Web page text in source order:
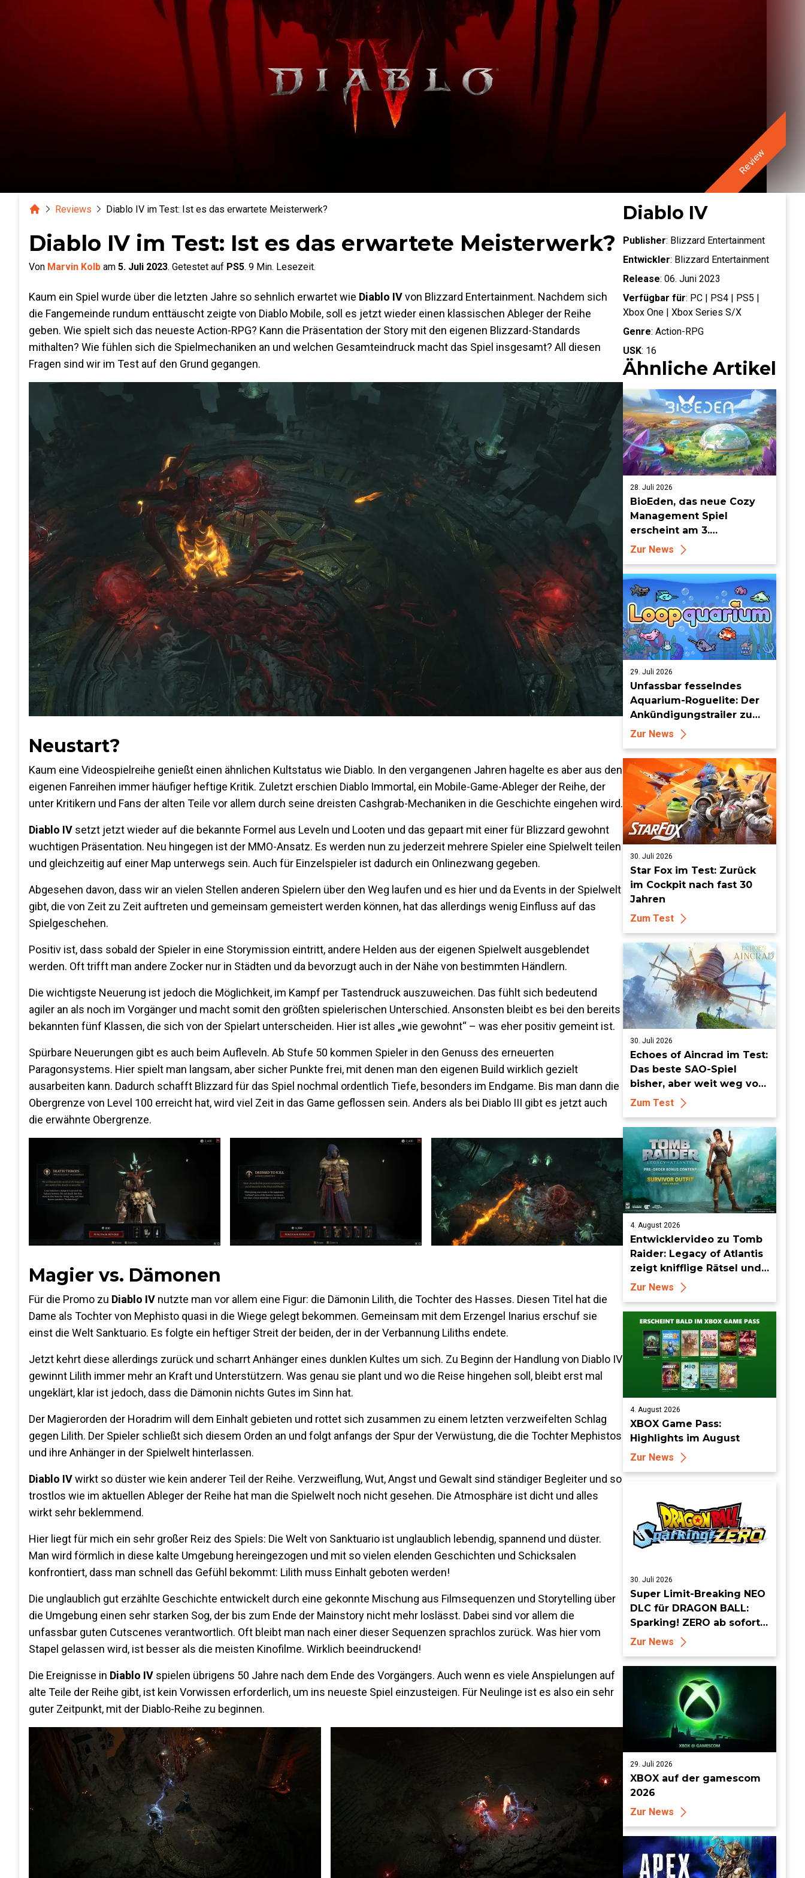
Review
HomeReviews Diablo IV im Test: Ist es das erwartete Meisterwerk?
Diablo IV im Test: Ist es das erwartete Meisterwerk?
Von Marvin Kolb am 5. Juli 2023. Getestet auf PS5. 9 Min. Lesezeit.
Kaum ein Spiel wurde über die letzten Jahre so sehnlich erwartet wie Diablo IVvon Blizzard Entertainment. Nachdem sich
die Fangemeinde rundum enttäuscht zeigte von Diablo Mobile, soll es jetzt wieder einen klassischen Ableger der Reihe
geben. Wie spielt sich das neueste Action-RPG? Kann die Präsentation der Story mit den eigenen Blizzard-Standards
mithalten? Wie fühlen sich die Spielmechaniken an und welchen Gesamteindruck macht das Spiel insgesamt? All diesen
Fragen sind wir im Test auf den Grund gegangen.
Neustart?
Kaum eine Videospielreihe genießt einen ähnlichen Kultstatus wie Diablo. In den vergangenen Jahren hagelte es aber aus den
eigenen Fanreihen immer häufiger heftige Kritik. Zuletzt erschien Diablo Immortal, ein Mobile-Game-Ableger der Reihe, der
unter Kritikern und Fans der alten Teile vor allem durch seine dreisten Cashgrab-Mechaniken in die Geschichte eingehen wird.
Diablo IV setzt jetzt wieder auf die bekannte Formel aus Leveln und Looten und das gepaart mit einer für Blizzard gewohnt
wuchtigen Präsentation. Neu hingegen ist der MMO-Ansatz. Es werden nun zu jederzeit mehrere Spieler eine Spielwelt teilen
und gleichzeitig auf einer Map unterwegs sein. Auch für Einzelspieler ist dadurch ein Onlinezwang gegeben.
Abgesehen davon, dass wir an vielen Stellen anderen Spielern über den Weg laufen und es hier und da Events in der Spielwelt
gibt, die von Zeit zu Zeit auftreten und gemeinsam gemeistert werden können, hat das allerdings wenig Einfluss auf das
Spielgeschehen.
Positiv ist, dass sobald der Spieler in eine Storymission eintritt, andere Helden aus der eigenen Spielwelt ausgeblendet
werden. Oft trifft man andere Zocker nur in Städten und da bevorzugt auch in der Nähe von bestimmten Händlern.
Die wichtigste Neuerung ist jedoch die Möglichkeit, im Kampf per Tastendruck auszuweichen. Das fühlt sich bedeutend
agiler an als noch im Vorgänger und macht somit den größten spielerischen Unterschied. Ansonsten bleibt es bei den bereits
bekannten fünf Klassen, die sich von der Spielart unterscheiden. Hier ist alles „wie gewohnt“ – was eher positiv gemeint ist.
Spürbare Neuerungen gibt es auch beim Aufleveln. Ab Stufe 50 kommen Spieler in den Genuss des erneuerten
Paragonsystems. Hier spielt man langsam, aber sicher Punkte frei, mit denen man den eigenen Build wirklich gezielt
ausarbeiten kann. Dadurch schafft Blizzard für das Spiel nochmal ordentlich Tiefe, besonders im Endgame. Bis man dann die
Obergrenze von Level 100 erreicht hat, wird viel Zeit in das Game geflossen sein. Anders als bei Diablo III gibt es jetzt auch
die erwähnte Obergrenze.
Magier vs. Dämonen
Für die Promo zu Diablo IV nutzte man vor allem eine Figur: die Dämonin Lilith, die Tochter des Hasses. Diesen Titel hat die
Dame als Tochter von Mephisto quasi in die Wiege gelegt bekommen. Gemeinsam mit dem Erzengel Inarius erschuf sie
einst die Welt Sanktuario. Es folgte ein heftiger Streit der beiden, der in der Verbannung Liliths endete.
Jetzt kehrt diese allerdings zurück und scharrt Anhänger eines dunklen Kultes um sich. Zu Beginn der Handlung von Diablo IV
gewinnt Lilith immer mehr an Kraft und Unterstützern. Was genau sie plant und wo die Reise hingehen soll, bleibt erst mal
ungeklärt, klar ist jedoch, dass die Dämonin nichts Gutes im Sinn hat.
Der Magierorden der Horadrim will dem Einhalt gebieten und rottet sich zusammen zu einem letzten verzweifelten Schlag
gegen Lilith. Der Spieler schließt sich diesem Orden an und folgt anfangs der Spur der Verwüstung, die die Tochter Mephistos
und ihre Anhänger in der Spielwelt hinterlassen.
Diablo IVwirkt so düster wie kein anderer Teil der Reihe. Verzweiflung, Wut, Angst und Gewalt sind ständiger Begleiter und so
trostlos wie im aktuellen Ableger der Reihe hat man die Spielwelt noch nicht gesehen. Die Atmosphäre ist dicht und alles
wirkt sehr beklemmend.
Hier liegt für mich ein sehr großer Reiz des Spiels: Die Welt von Sanktuario ist unglaublich lebendig, spannend und düster.
Man wird förmlich in diese kalte Umgebung hereingezogen und mit so vielen elenden Geschichten und Schicksalen
konfrontiert, dass man schnell das Gefühl bekommt: Lilith muss Einhalt geboten werden!
Die unglaublich gut erzählte Geschichte entwickelt durch eine gekonnte Mischung aus Filmsequenzen und Storytelling über
die Umgebung einen sehr starken Sog, der bis zum Ende der Mainstory nicht mehr loslässt. Dabei sind vor allem die
unfassbar guten Cutscenes verantwortlich. Oft bleibt man nach einer dieser Sequenzen sprachlos zurück. Was hier vom
Stapel gelassen wird, ist besser als die meisten Kinofilme. Wirklich beeindruckend!
Die Ereignisse in Diablo IV spielen übrigens 50 Jahre nach dem Ende des Vorgängers. Auch wenn es viele Anspielungen auf
alte Teile der Reihe gibt, ist kein Vorwissen erforderlich, um ins neueste Spiel einzusteigen. Für Neulinge ist es also ein sehr
guter Zeitpunkt, mit der Diablo-Reihe zu beginnen.
Diablo IV
Publisher: Blizzard Entertainment
Entwickler: Blizzard Entertainment
Release: 06. Juni 2023
Verfügbar für: PC | PS4 | PS5 |
Xbox One | Xbox Series S/X
Genre: Action-RPG
USK: 16
Ähnliche Artikel
28. Juli 2026
BioEden, das neue Cozy
Management Spiel
erscheint am 3.
September für PS5, Xbox
Series, Nintendo Switch 2
und Steam
Zur News
29. Juli 2026
Unfassbar fesselndes
Aquarium-Roguelite: Der
Ankündigungstrailer zu
Loopquarium
Zur News
30. Juli 2026
Star Fox im Test: Zurück
im Cockpit nach fast 30
Jahren
Zum Test
30. Juli 2026
Echoes of Aincrad im Test:
Das beste SAO-Spiel
bisher, aber weit weg vom
Meisterwerk
Zum Test
4. August 2026
Entwicklervideo zu Tomb
Raider: Legacy of Atlantis
zeigt knifflige Rätsel und
tückische Fallen
Zur News
4. August 2026
XBOX Game Pass:
Highlights im August
Zur News
30. Juli 2026
Super Limit-Breaking NEO
DLC für DRAGON BALL:
Sparking! ZERO ab sofort
erhältlich
Zur News
29. Juli 2026
XBOX auf der gamescom
2026
Zur News